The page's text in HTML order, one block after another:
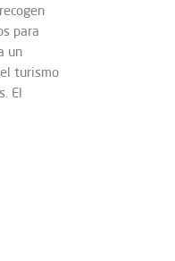
para
un
turismo
El